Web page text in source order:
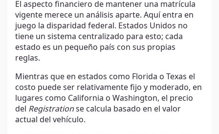
El aspecto financiero de mantener una matrícula
vigente merece un análisis aparte. Aquí entra en
juego la disparidad federal. Estados Unidos no
tiene un sistema centralizado para esto; cada
estado es un pequeño país con sus propias
reglas.
Mientras que en estados como Florida o Texas el
costo puede ser relativamente fijo y moderado, en
lugares como California o Washington, el precio
del
Registration se calcula basado en el valor
actual del vehículo.